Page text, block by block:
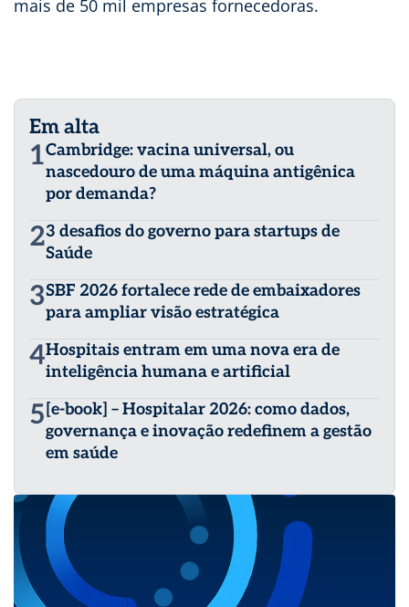
mais de 50 mil empresas fornecedoras.
Em alta
1Cambridge: vacina universal, ou
nascedouro de uma máquina antigênica
por demanda?
23 desafios do governo para startups de
Saúde
3SBF 2026 fortalece rede de embaixadores
para ampliar visão estratégica
4Hospitais entram em uma nova era de
inteligência humana e artificial
5 [e-book] – Hospitalar 2026: como dados,
governança e inovação redefinem a gestão
em saúde